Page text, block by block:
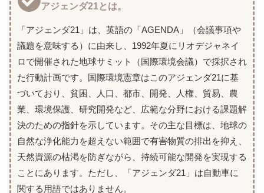
アジェンダ21とは。
「アジェンダ21」は、英語の「AGENDA」（会議事項や
議題を意味する）に由来し、1992年夏にリオデジャネイ
ロで開催された地球サミット（国際環境会議）で採択され
た行動計画です。国際環境憲章はこのアジェンダ21に基
づいており、貧困、人口、都市、開発、人権、貿易、農
業、環境保護、研究開発など、広範な分野における課題解
決のための指針を示しています。その主な目標は、地球の
自然な浄化能力を超えない範囲で有害物質の排出を抑え、
天然資源の枯渇を防ぎながら、持続可能な開発を実現する
ことにあります。ただし、「アジェンダ21」は自動車に
関する用語ではありません。